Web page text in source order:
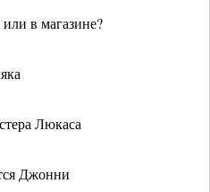
в магазине?
Люкаса
Джонни